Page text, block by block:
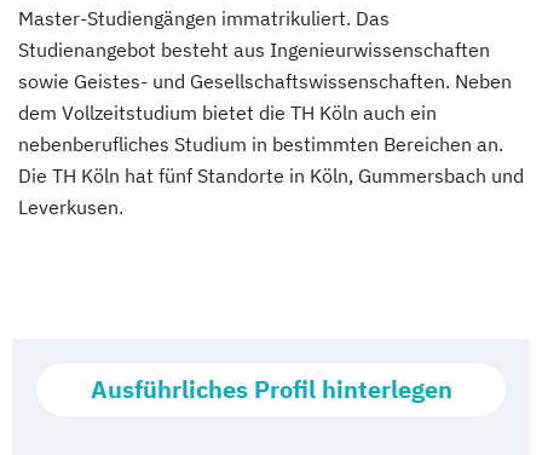
Master-Studiengängen immatrikuliert. Das
Studienangebot besteht aus Ingenieurwissenschaften
sowie Geistes- und Gesellschaftswissenschaften. Neben
dem Vollzeitstudium bietet die TH Köln auch ein
nebenberufliches Studium in bestimmten Bereichen an.
Die TH Köln hat fünf Standorte in Köln, Gummersbach und
Leverkusen.
Ausführliches Profil hinterlegen